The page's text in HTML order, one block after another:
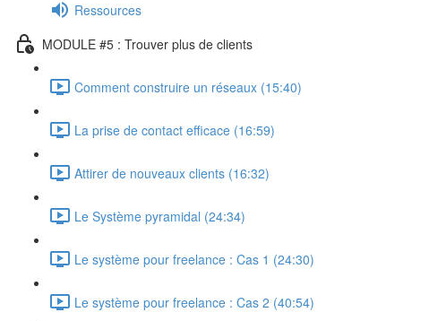
Ressources
MODULE #5 : Trouver plus de clients
Comment construire un réseaux (15:40)
La prise de contact efficace (16:59)
Attirer de nouveaux clients (16:32)
Le Système pyramidal (24:34)
Le système pour freelance : Cas 1 (24:30)
Le système pour freelance : Cas 2 (40:54)